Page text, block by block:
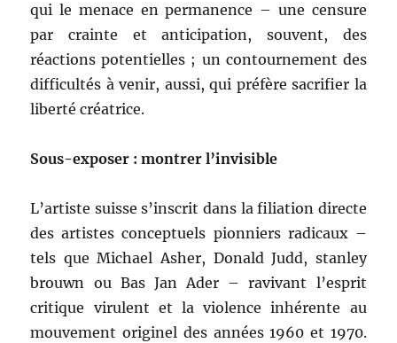
qui le menace en permanence – une censure
par crainte et anticipation, souvent, des
réactions potentielles ; un contournement des
difficultés à venir, aussi, qui préfère sacrifier la
liberté créatrice.
Sous-exposer : montrer l’invisible
L’artiste suisse s’inscrit dans la filiation directe
des artistes conceptuels pionniers radicaux –
tels que Michael Asher, Donald Judd, stanley
brouwn ou Bas Jan Ader – ravivant l’esprit
critique virulent et la violence inhérente au
mouvement originel des années 1960 et 1970.